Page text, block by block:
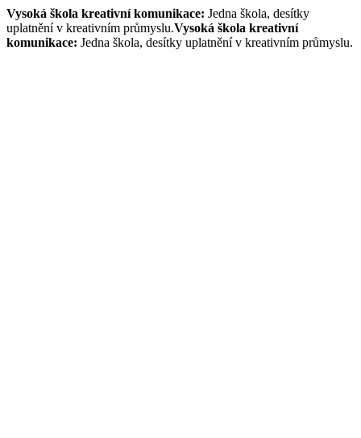
Vysoká škola kreativní komunikace: Jedna škola, desítky
uplatnění v kreativním průmyslu.Vysoká škola kreativní
komunikace: Jedna škola, desítky uplatnění v kreativním průmyslu.